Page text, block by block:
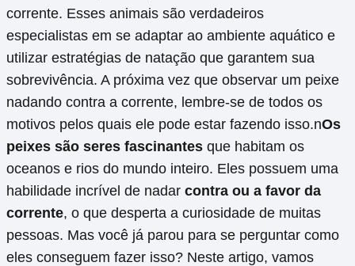
corrente. Esses animais são verdadeiros
especialistas em se adaptar ao ambiente aquático e
utilizar estratégias de natação que garantem sua
sobrevivência. A próxima vez que observar um peixe
nadando contra a corrente, lembre-se de todos os
motivos pelos quais ele pode estar fazendo isso.nOs
peixes são seres fascinantes que habitam os
oceanos e rios do mundo inteiro. Eles possuem uma
habilidade incrível de nadar contra ou a favor da
corrente, o que desperta a curiosidade de muitas
pessoas. Mas você já parou para se perguntar como
eles conseguem fazer isso? Neste artigo, vamos